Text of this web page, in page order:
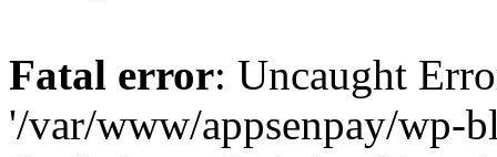
Fatal error: Uncaught
'/var/www/appsenpay/wp-